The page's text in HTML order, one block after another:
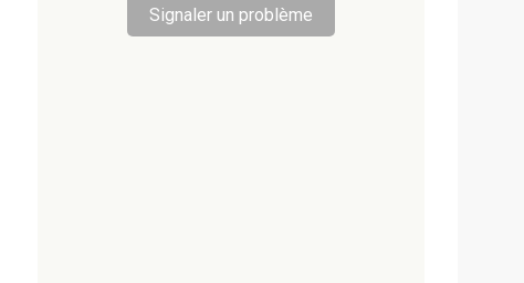
Signaler un problème